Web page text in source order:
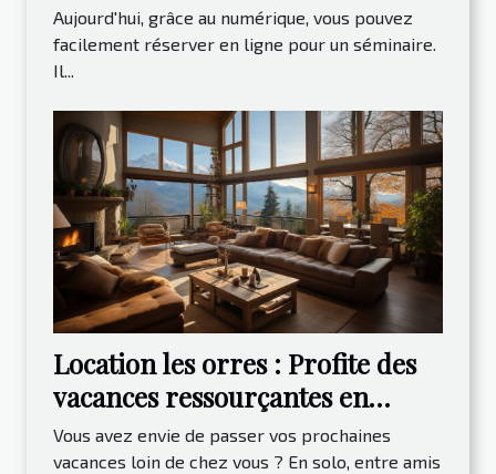
Aujourd'hui, grâce au numérique, vous pouvez
facilement réserver en ligne pour un séminaire.
Il...
Location les orres : Profite des
vacances ressourçantes en
montagne
Vous avez envie de passer vos prochaines
vacances loin de chez vous ? En solo, entre amis